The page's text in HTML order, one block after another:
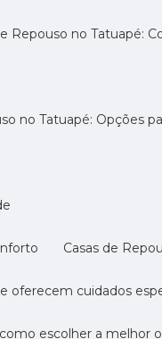
de Repouso no Tatuapé:
no Tatuapé: Opções
Casas de
oferecem cuidados
como escolher a melhor